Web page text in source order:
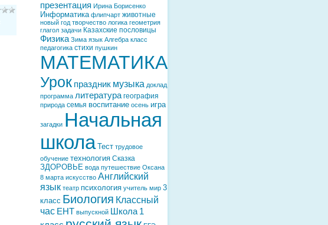
презентация Ирина Борисенко
Информатика флипчарт животные
новый год творчество логика геометрия
глагол задачи Казахские пословицы
Физика Зима язык Алгебра класс
педагогика стихи пушкин
МАТЕМАТИКА
Урок праздник музыка доклад
программа литература география
природа семья воспитание осень игра
загадки Начальная
школа Тест трудовое
обучение технология Сказка
ЗДОРОВЬЕ вода путешествие Оксана
8 марта искусство Английский
язык театр психология учитель мир 3
класс Биология Классный
час ЕНТ выпускной Школа 1